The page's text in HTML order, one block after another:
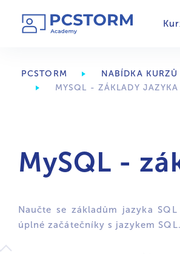
PCSTORM NABÍDKA KURZŮ
MYSQL - ZÁKLADY JAZYKA
MySQL -
Naučte se základům jazyka
úplné začátečníky s jazykem SQL.